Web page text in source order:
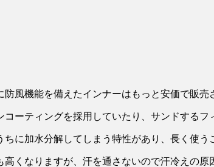
風機能を備えたインナーはもっと安価で販売
ーティングを採用していたり、サンドするフ
に加水分解してしまう特性があり、長く使う
くなりますが、汗を通さないので汗冷えの原